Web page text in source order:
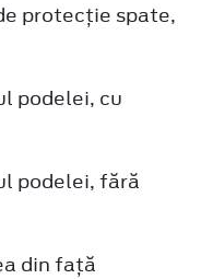
protecție spate,
podelei, cu
podelei, fără
din față